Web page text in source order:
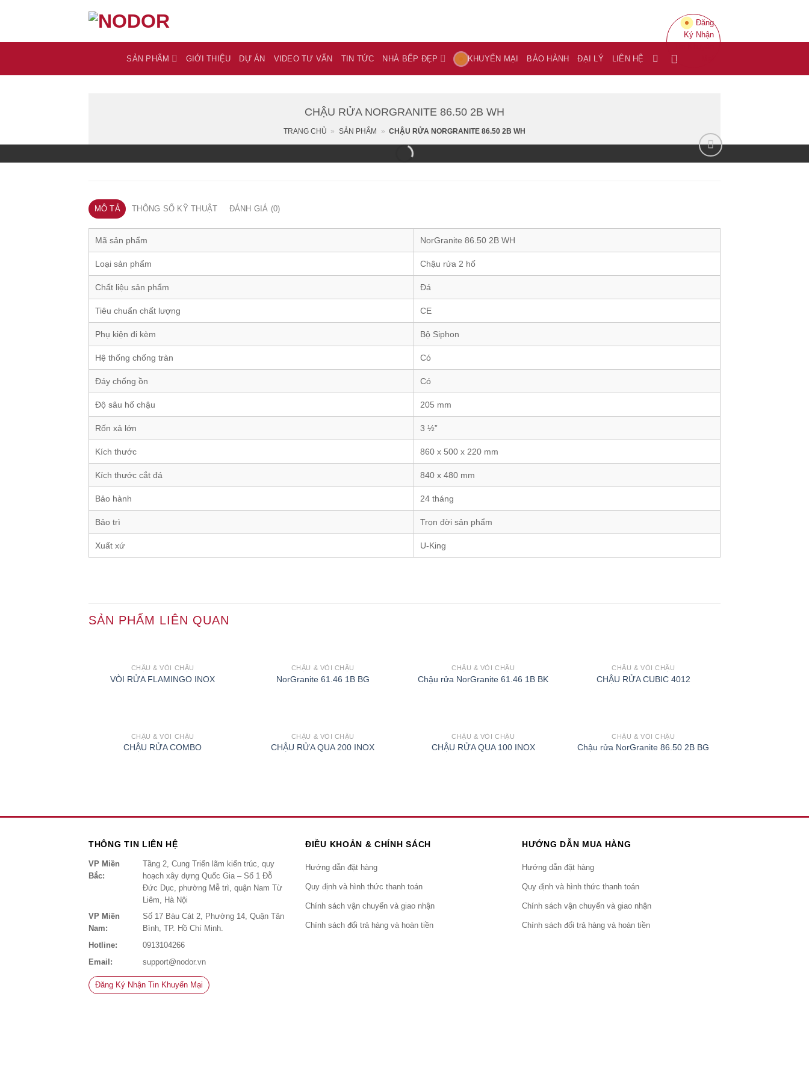
Đăng
Ký Nhận
SẢN PHẨM GIỚI THIỆU DỰ ÁN VIDEO TƯ VẤN TIN TỨC NHÀ BẾP ĐẸP KHUYẾN MẠI BẢO HÀNH ĐẠI LÝ LIÊN HỆ
CHẬU RỬA NORGRANITE 86.50 2B WH
TRANG CHỦ » SẢN PHẨM » CHẬU RỬA NORGRANITE 86.50 2B WH
MÔ TẢ THÔNG SỐ KỸ THUẬT ĐÁNH GIÁ (0)
Mã sản phẩm NorGranite 86.50 2B WH
Loại sản phẩm Chậu rửa 2 hố
Chất liệu sản phẩm Đá
Tiêu chuẩn chất lượng CE
Phụ kiện đi kèm Bộ Siphon
Hệ thống chống tràn Có
Đáy chống ồn Có
Độ sâu hố chậu 205 mm
Rốn xả lớn 3 ½”
Kích thước 860 x 500 x 220 mm
Kích thước cắt đá 840 x 480 mm
Bảo hành 24 tháng
Bảo trì Trọn đời sản phẩm
Xuất xứ U-King
SẢN PHẨM LIÊN QUAN
CHẬU & VÒI CHẬU
VÒI RỬA FLAMINGO INOX
CHẬU & VÒI CHẬU
NorGranite 61.46 1B BG
CHẬU & VÒI CHẬU
Chậu rửa NorGranite 61.46 1B BK
CHẬU & VÒI CHẬU
CHẬU RỬA CUBIC 4012
CHẬU & VÒI CHẬU
CHẬU RỬA COMBO
CHẬU & VÒI CHẬU
CHẬU RỬA QUA 200 INOX
CHẬU & VÒI CHẬU
CHẬU RỬA QUA 100 INOX
CHẬU & VÒI CHẬU
Chậu rửa NorGranite 86.50 2B BG
THÔNG TIN LIÊN HỆ
VP Miền
Bắc:
Tầng 2, Cung Triển lãm kiến trúc, quy
hoạch xây dựng Quốc Gia – Số 1 Đỗ
Đức Dục, phường Mễ trì, quận Nam Từ
Liêm, Hà Nội
VP Miền
Nam:
Số 17 Bàu Cát 2, Phường 14, Quận Tân
Bình, TP. Hồ Chí Minh.
Hotline:
0913104266
Email:
support@nodor.vn
Đăng Ký Nhận Tin Khuyến Mại
ĐIỀU KHOẢN & CHÍNH SÁCH
Hướng dẫn đặt hàng
Quy định và hình thức thanh toán
Chính sách vận chuyển và giao nhận
Chính sách đổi trả hàng và hoàn tiền
HƯỚNG DẪN MUA HÀNG
Hướng dẫn đặt hàng
Quy định và hình thức thanh toán
Chính sách vận chuyển và giao nhận
Chính sách đổi trả hàng và hoàn tiền